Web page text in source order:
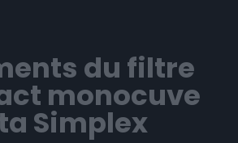
du filtre
monocuve
Simplex